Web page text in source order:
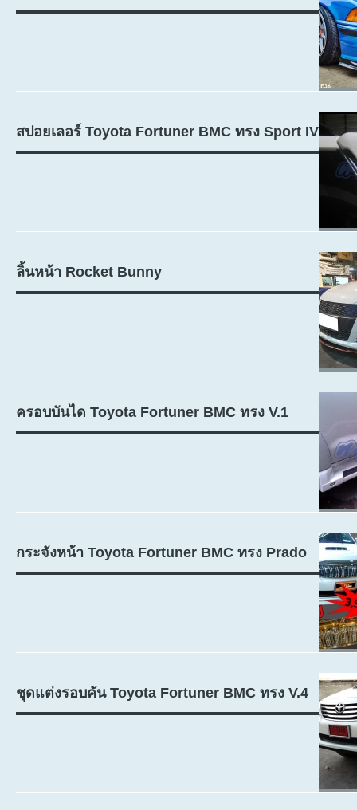
สปอยเลอร์ Toyota Fortuner BMC ทรง Sport IV
ลิ้นหน้า Rocket Bunny
ครอบบันได Toyota Fortuner BMC ทรง V.1
กระจังหน้า Toyota Fortuner BMC ทรง Prado
ชุดแต่งรอบคัน Toyota Fortuner BMC ทรง V.4